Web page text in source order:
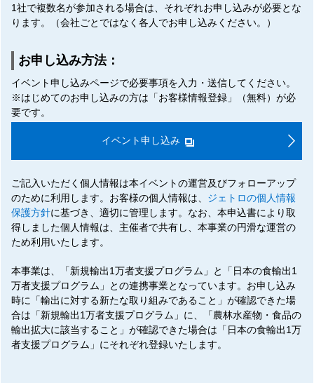
1社で複数名が参加される場合は、それぞれお申し込みが必要とな
ります。（会社ごとではなく各人でお申し込みください。）
お申し込み方法：
イベント申し込みページで必要事項を入力・送信してください。
※はじめてのお申し込みの方は「お客様情報登録」（無料）が必
要です。
イベント申し込み
ご記入いただく個人情報は本イベントの運営及びフォローアップ
のために利用します。お客様の個人情報は、 ジェトロの個人情報
保護方針に基づき、適切に管理します。なお、本申込書により取
得しました個人情報は、主催者で共有し、本事業の円滑な運営の
ため利用いたします。
本事業は、「新規輸出1万者支援プログラム」と「日本の食輸出1
万者支援プログラム」との連携事業となっています。お申し込み
時に「輸出に対する新たな取り組みであること」が確認できた場
合は「新規輸出1万者支援プログラム」に、「農林水産物・食品の
輸出拡大に該当すること」が確認できた場合は「日本の食輸出1万
者支援プログラム」にそれぞれ登録いたします。